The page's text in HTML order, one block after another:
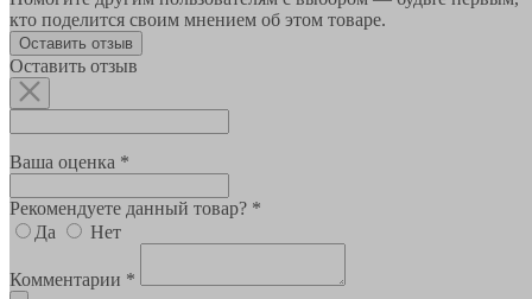
кто поделится своим мнением об этом товаре.
Оставить отзыв
Оставить отзыв
Ваша оценка *
Рекомендуете данный товар? *
Да
Нет
Комментарии *